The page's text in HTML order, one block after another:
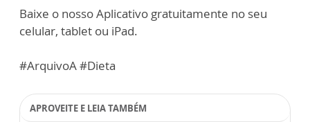
Baixe o nosso Aplicativo gratuitamente no seu
celular, tablet ou iPad.
#ArquivoA #Dieta
APROVEITE E LEIA TAMBÉM